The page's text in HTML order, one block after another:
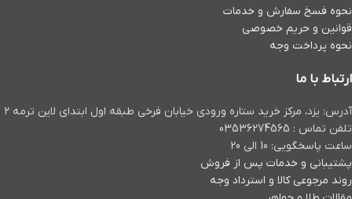
گوشواره کرلی کد 02
40,049,000